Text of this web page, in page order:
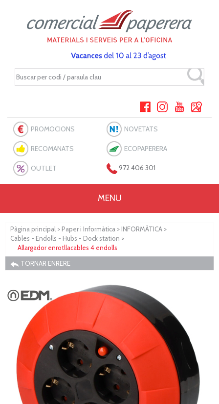
PROMOCIONS NOVETATS
RECOMANATS ECOPAPERERA
OUTLET 972 406 301
MENU
Pàgina principal > Paper i Informàtica > INFORMÀTICA >
Cables - Endolls - Hubs - Dock station >
Allargador enrotllacables 4 endolls
TORNAR ENRERE